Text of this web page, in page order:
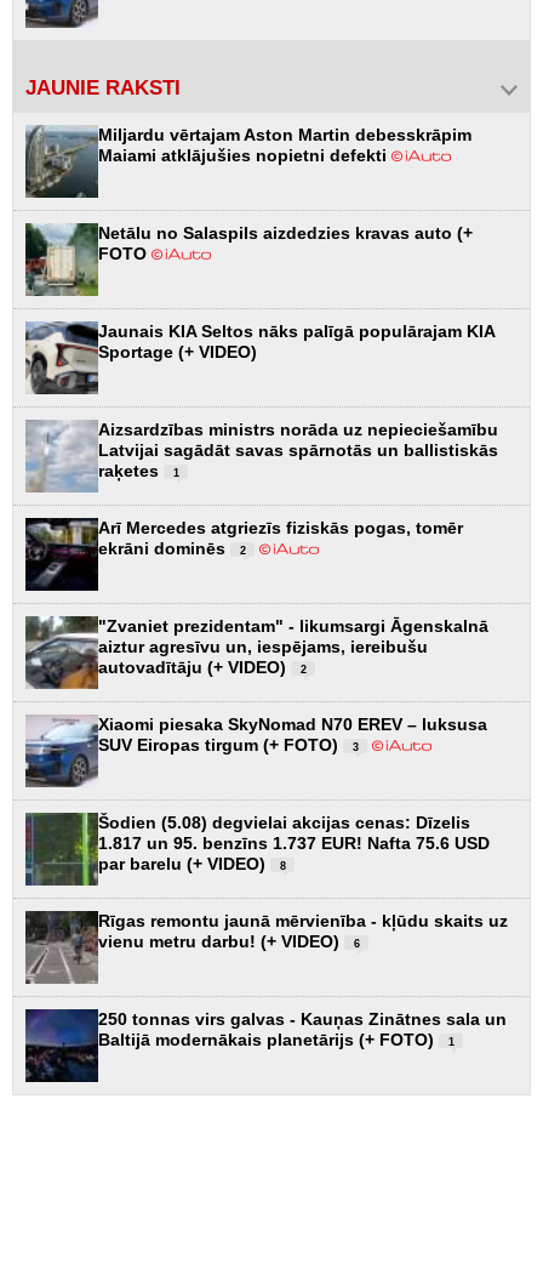
JAUNIE RAKSTI
Miljardu vērtajam Aston Martin debesskrāpim
Maiami atklājušies nopietni defekti
Netālu no Salaspils aizdedzies kravas auto (+
FOTO
Jaunais KIA Seltos nāks palīgā populārajam KIA
Sportage (+ VIDEO)
Aizsardzības ministrs norāda uz nepieciešamību
Latvijai sagādāt savas spārnotās un ballistiskās
raķetes
1
Arī Mercedes atgriezīs fiziskās pogas, tomēr
ekrāni dominēs
2
"Zvaniet prezidentam" - likumsargi Āgenskalnā
aiztur agresīvu un, iespējams, iereibušu
autovadītāju (+ VIDEO)
2
Xiaomi piesaka SkyNomad N70 EREV – luksusa
SUV Eiropas tirgum (+ FOTO)
3
Šodien (5.08) degvielai akcijas cenas: Dīzelis
1.817 un 95. benzīns 1.737 EUR! Nafta 75.6 USD
par barelu (+ VIDEO)
8
Rīgas remontu jaunā mērvienība - kļūdu skaits uz
vienu metru darbu! (+ VIDEO)
6
250 tonnas virs galvas - Kauņas Zinātnes sala un
Baltijā modernākais planetārijs (+ FOTO)
1